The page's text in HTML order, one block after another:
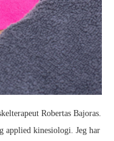
Robertas Bajoras.
applied kinesiologi. Jeg har